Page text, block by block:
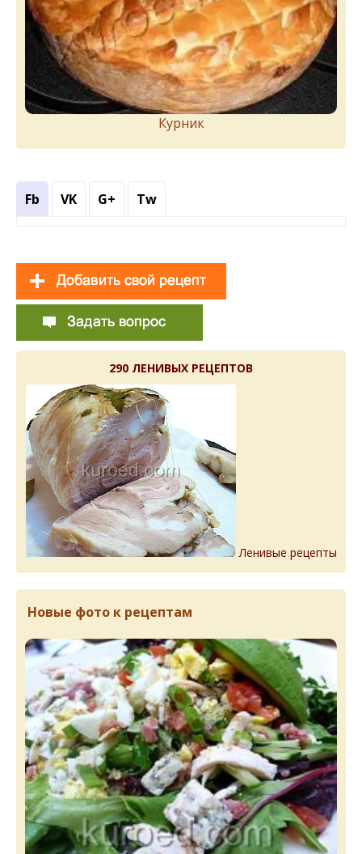
Курник
Fb VK G+ Tw
290 ЛЕНИВЫХ РЕЦЕПТОВ
Ленивые рецепты
Новые фото к рецептам